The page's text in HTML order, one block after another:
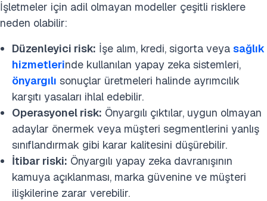
İşletmeler için adil olmayan modeller çeşitli risklere
neden olabilir:
Düzenleyici risk: İşe alım, kredi, sigorta veya sağlık
hizmetlerinde kullanılan yapay zeka sistemleri,
önyargılı sonuçlar üretmeleri halinde ayrımcılık
karşıtı yasaları ihlal edebilir.
Operasyonel risk: Önyargılı çıktılar, uygun olmayan
adaylar önermek veya müşteri segmentlerini yanlış
sınıflandırmak gibi karar kalitesini düşürebilir.
İtibar riski: Önyargılı yapay zeka davranışının
kamuya açıklanması, marka güvenine ve müşteri
ilişkilerine zarar verebilir.